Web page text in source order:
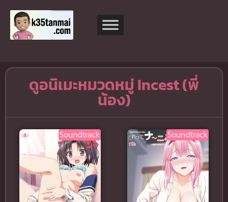
ดูอนิเมะหมวดหมู่ Incest (พี่
น้อง)
Soundtrack Soundtrack